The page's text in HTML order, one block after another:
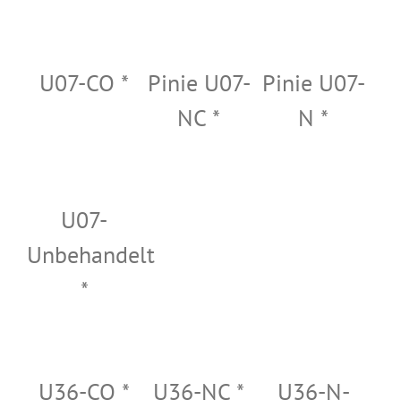
U07-CO *
Pinie U07-
NC *
Pinie U07-
N *
U07-
Unbehandelt
*
U36-CO * U36-NC *
U36-N-